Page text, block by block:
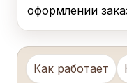
оформлении
Как работает